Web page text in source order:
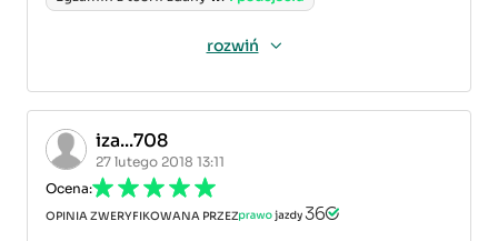
rozwiń
iza...708
27 lutego 2018 13:11
Ocena:
OPINIA ZWERYFIKOWANA PRZEZ